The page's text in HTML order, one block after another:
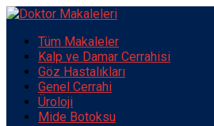
Tüm Makaleler
Kalp ve Damar Cerrahisi
Göz Hastalıkları
Genel Cerrahi
Üroloji
Mide Botoksu